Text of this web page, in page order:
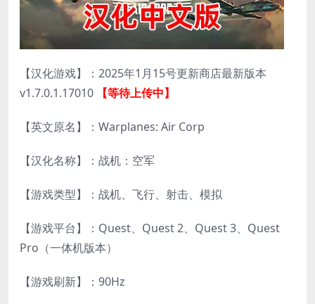
【汉化游戏】：2025年1月15号更新商店最新版本
v1.7.0.1.17010
【等待上传中】
【英文原名】：Warplanes: Air Corp
【汉化名称】：战机：空军
【游戏类型】：战机、飞行、射击、模拟
【游戏平台】：Quest、Quest 2、Quest 3、Quest
Pro（一体机版本）
【游戏刷新】：90Hz